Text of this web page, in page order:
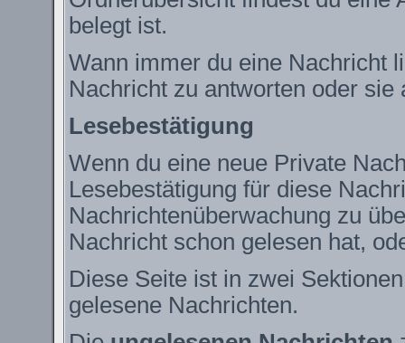
belegt ist.
Wann immer du eine Nachricht
Nachricht zu antworten oder
Lesebestätigung
Wenn du eine neue Private
Lesebestätigung für diese
Nachrichtenüberwachung zu
Nachricht schon gelesen hat,
Diese Seite ist in zwei
gelesene Nachrichten.